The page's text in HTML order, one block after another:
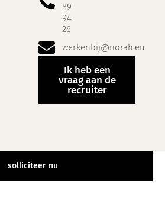
89
94
26
werkenbij@norah.eu
Ik heb een
vraag aan de
recruiter
solliciteer nu